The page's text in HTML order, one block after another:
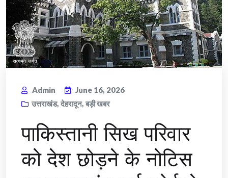
Admin
June 16, 2026
उत्तराखंड, देहरादून, बड़ी खबर
​पाकिस्तानी सिख परिवार
को देश छोड़ने के नोटिस